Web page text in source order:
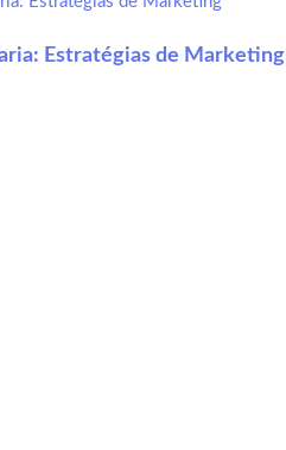
Estratégias de Marketing